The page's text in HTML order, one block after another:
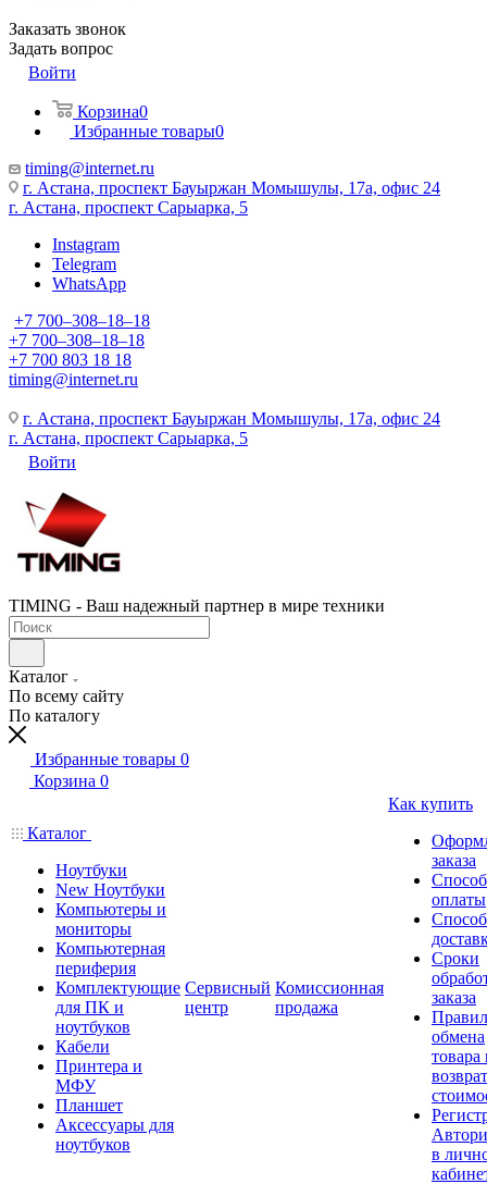
Заказать звонок
Задать вопрос
Войти
Корзина0
Избранные товары0
timing@internet.ru
г. Астана, проспект Бауыржан Момышулы, 17а, офис 24
г. Астана, проспект Сарыарка, 5
Instagram
Telegram
WhatsApp
+7 700‒308‒18‒18
+7 700‒308‒18‒18
+7 700 803 18 18
timing@internet.ru
г. Астана, проспект Бауыржан Момышулы, 17а, офис 24
г. Астана, проспект Сарыарка, 5
Войти
TIMING - Ваш надежный партнер в мире техники
Каталог
По всему сайту
По каталогу
Избранные товары 0
Корзина 0
Каталог
Ноутбуки
New Ноутбуки
Компьютеры и
мониторы
Компьютерная
периферия
Комплектующие
для ПК и
ноутбуков
Кабели
Принтера и
МФУ
Планшет
Аксессуары для
ноутбуков
Сервисный
центр
Комиссионная
продажа
Как купить
заказа
оплаты
Сроки
заказа
обмена
товара
в